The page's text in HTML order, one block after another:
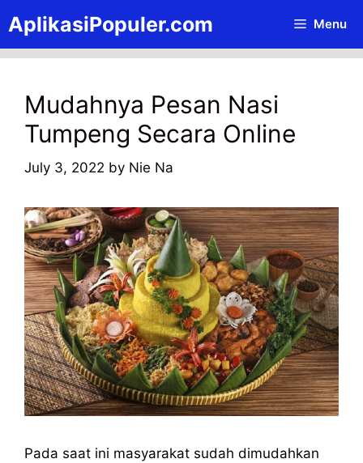
to
content
AplikasiPopuler.com Menu
Mudahnya Pesan Nasi
Tumpeng Secara Online
July 3, 2022 by Nie Na
Pada saat ini masyarakat sudah dimudahkan